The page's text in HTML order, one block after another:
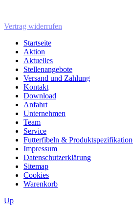
Vertrag widerrufen
Startseite
Aktion
Aktuelles
Stellenangebote
Versand und Zahlung
Kontakt
Download
Anfahrt
Unternehmen
Team
Service
Futterfibeln &
Impressum
Datenschutzerklärung
Sitemap
Cookies
Warenkorb
Up